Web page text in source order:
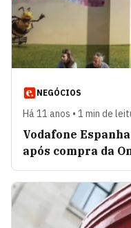
NEGÓCIOS
Há 11 anos • 1 min de
Vodafone
após compra da